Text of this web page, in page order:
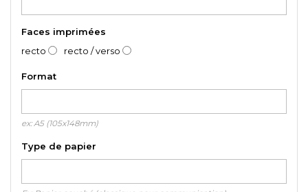
Faces imprimées
recto
recto / verso
Format
ex: A5 (105x148mm)
Type de papier